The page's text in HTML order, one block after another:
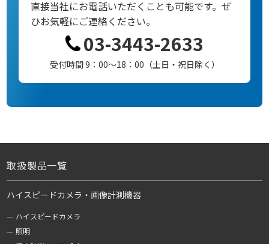
直接当社にお電話いただくことも可能です。ぜ
ひお気軽にご連絡ください。
03-3443-2633
受付時間 9：00～18：00（土日・祝日除く）
取扱製品一覧
ハイスピードカメラ・画像計測機器
ハイスピードカメラ
照明